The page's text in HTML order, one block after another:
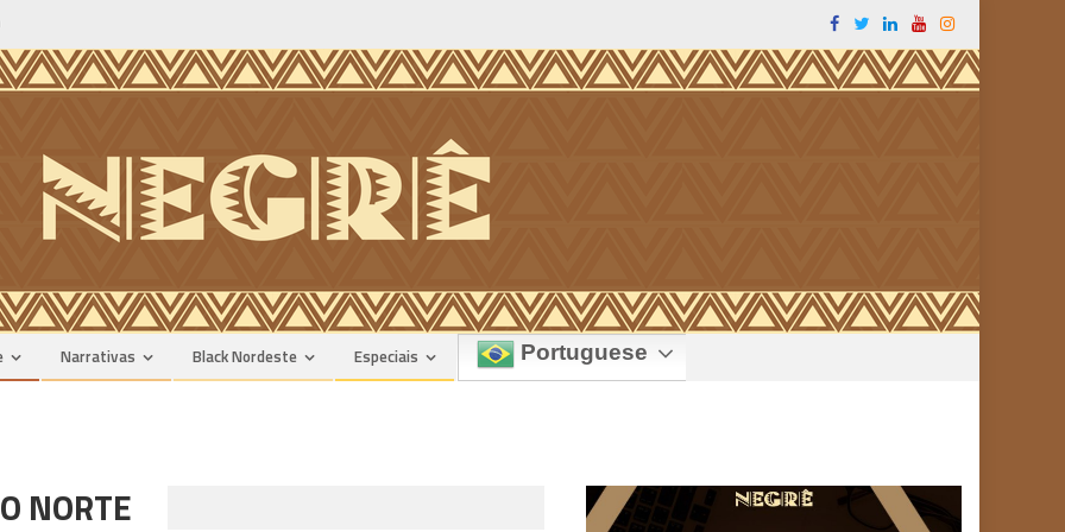
Narrativas Black Nordeste Especiais Portuguese
NORTE